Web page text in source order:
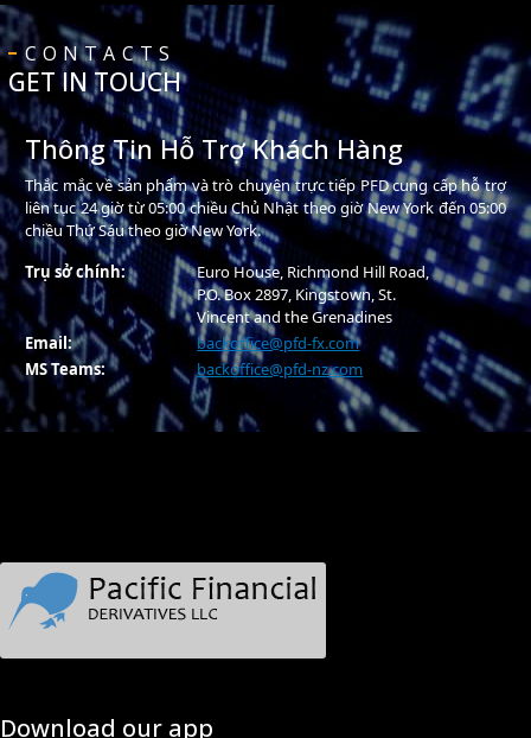
CONTACTS
GET IN TOUCH
Thông Tin Hỗ Trợ Khách Hàng
Thắc mắc về sản phẩm và trò chuyện trực tiếp PFD cung cấp hỗ trợ
liên tục 24 giờ từ 05:00 chiều Chủ Nhật theo giờ New York đến 05:00
chiều Thứ Sáu theo giờ New York.
Trụ sở chính:
Euro House, Richmond Hill Road,
P.O. Box 2897, Kingstown, St.
Vincent and the Grenadines
Email:
backoffice@pfd-fx.com
MS Teams:
backoffice@pfd-nz.com
Download our app